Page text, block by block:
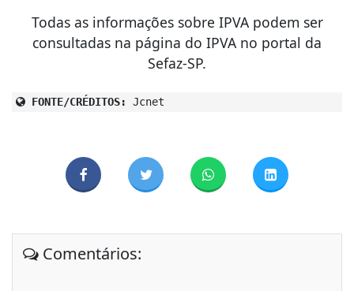
Todas as informações sobre IPVA podem ser
consultadas na página do IPVA no portal da
Sefaz-SP.
FONTE/CRÉDITOS: Jcnet
Comentários: